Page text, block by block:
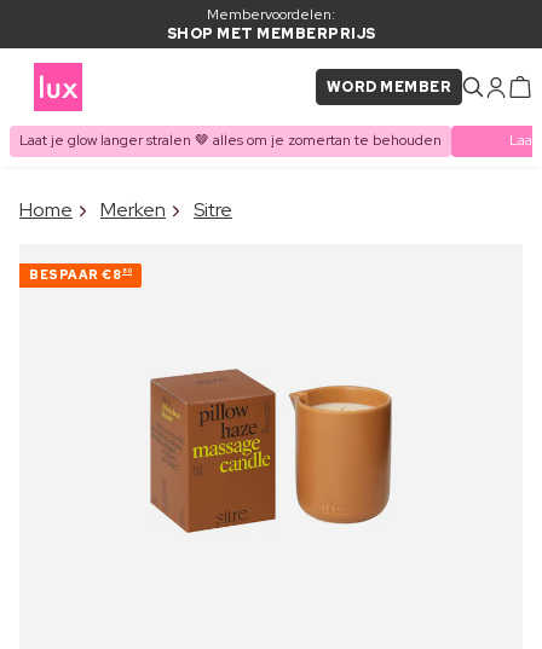
Membervoordelen:
SHOP MET MEMBERPRIJS
WORD MEMBER
Laat je glow langer stralen 🤎 alles om je zomertan te behouden
ITEM TOEGEVOEGD AAN
Home Merken Sitre
BESPAAR €8 80